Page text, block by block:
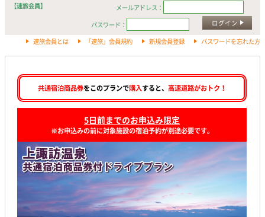
【速旅会員】
メールアドレス：
パスワード：
ログイン
速旅会員とは 「速旅」会員規約 新規会員登録 パスワードを忘れた方
共通宿泊商品券をこのプランで購入すると、 高速道路がおトク！
5日前までのお申込み限定
※お申込みの前に対象施設の宿泊予約が別途必要です。